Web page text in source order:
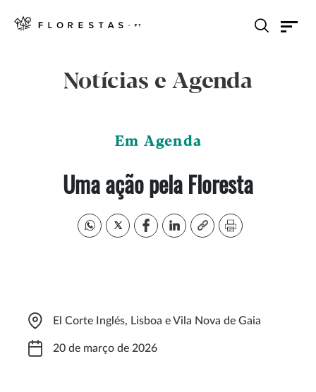
Notícias e Agenda
Em Agenda
Uma ação pela Floresta
El Corte Inglés, Lisboa e Vila Nova de Gaia
20 de março de 2026